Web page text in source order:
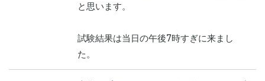
と思います。
試験結果は当日の午後7時すぎに来まし
た。